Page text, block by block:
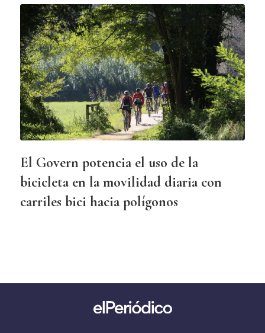
El Govern potencia el uso de la
bicicleta en la movilidad diaria con
carriles bici hacia polígonos